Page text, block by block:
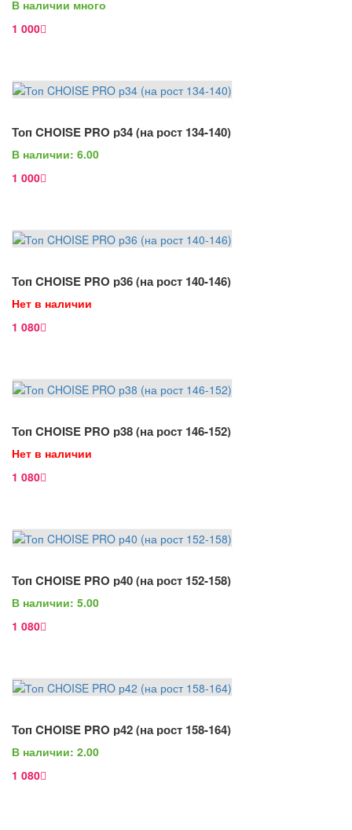
В наличии много
1 000
Топ CHOISE PRO р34 (на рост 134-140)
В наличии: 6.00
1 000
Топ CHOISE PRO р36 (на рост 140-146)
Нет в наличии
1 080
Просмотр
Топ CHOISE PRO р38 (на рост 146-152)
Нет в наличии
1 080
Топ CHOISE PRO р40 (на рост 152-158)
В наличии: 5.00
1 080
Топ CHOISE PRO р42 (на рост 158-164)
В наличии: 2.00
1 080